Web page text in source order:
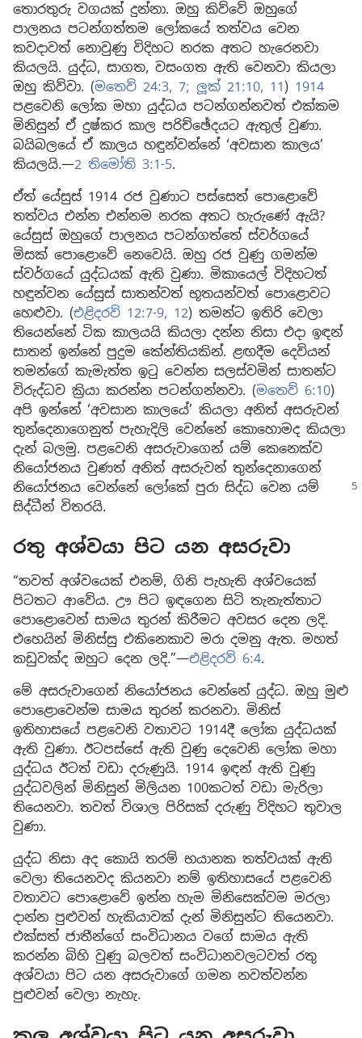
තොරතුරු වගයක් දුන්නා. ඔහු කිව්වේ ඔහුගේ
පාලනය පටන්ගත්තම ලෝකයේ තත්වය වෙන
කවදාවත් නොවුණු විදිහට නරක අතට හැරෙනවා
කියලයි. යුද්ධ, සාගත, වසංගත ඇති වෙනවා කියලා
ඔහු කිව්වා. (මතෙව් 24:3, 7; ලූක් 21:10, 11) 1914
පළවෙනි ලෝක මහා යුද්ධය පටන්ගන්නවත් එක්කම
මිනිසුන් ඒ දුෂ්කර කාල පරිච්ඡේදයට ඇතුල් වුණා.
බයිබලයේ ඒ කාලය හඳුන්වන්නේ ‘අවසාන කාලය’
කියලයි.—2 තිමෝති 3:1-5.
ඒත් යේසුස් 1914 රජ වුණාට පස්සෙත් පොළොවේ
තත්වය එන්න එන්නම නරක අතට හැරුණේ ඇයි?
යේසුස් ඔහුගේ පාලනය පටන්ගත්තේ ස්වර්ගයේ
මිසක් පොළොවේ නෙවෙයි. ඔහු රජ වුණු ගමන්ම
ස්වර්ගයේ යුද්ධයක් ඇති වුණා. මිකායෙල් විදිහටත්
හඳුන්වන යේසුස් සාතන්වත් භූතයන්වත් පොළොවට
හෙළුවා. (එළිදරව් 12:7-9, 12) තමන්ට ඉතිරි වෙලා
තියෙන්නේ ටික කාලයයි කියලා දන්න නිසා එදා ඉඳන්
සාතන් ඉන්නේ පුදුම කේන්තියකින්. ළඟදීම දෙවියන්
තමන්ගේ කැමැත්ත ඉටු වෙන්න සලස්වමින් සාතන්ට
විරුද්ධව ක්‍රියා කරන්න පටන්ගන්නවා. (මතෙව් 6:10)
අපි ඉන්නේ ‘අවසාන කාලයේ’ කියලා අනිත් අසරුවන්
තුන්දෙනාගෙනුත් පැහැදිලි වෙන්නේ කොහොමද කියලා
දැන් බලමු. පළවෙනි අසරුවාගෙන් යම් කෙනෙක්ව
නියෝජනය වුණත් අනිත් අසරුවන් තුන්දෙනාගෙන්
නියෝජනය වෙන්නේ ලෝකේ පුරා සිද්ධ වෙන යම්
සිද්ධීන් විතරයි.
රතු අශ්වයා පිට යන අසරුවා
“තවත් අශ්වයෙක් එනම්, ගිනි පැහැති අශ්වයෙක්
පිටතට ආවේය. ඌ පිට ඉඳගෙන සිටි තැනැත්තාට
පොළොවෙන් සාමය තුරන් කිරීමට අවසර දෙන ලදි.
එහෙයින් මිනිස්සු එකිනෙකාව මරා දමනු ඇත. මහත්
කඩුවක්ද ඔහුට දෙන ලදි.”—එළිදරව් 6:4.
මේ අසරුවාගෙන් නියෝජනය වෙන්නේ යුද්ධ. ඔහු මුළු
පොළොවෙන්ම සාමය තුරන් කරනවා. මිනිස්
ඉතිහාසයේ පළවෙනි වතාවට 1914දී ලෝක යුද්ධයක්
ඇති වුණා. ඊටපස්සේ ඇති වුණු දෙවෙනි ලෝක මහා
යුද්ධය ඊටත් වඩා දරුණුයි. 1914 ඉඳන් ඇති වුණු
යුද්ධවලින් මිනිසුන් මිලියන 100කටත් වඩා මැරිලා
තියෙනවා. තවත් විශාල පිරිසක් දරුණු විදිහට තුවාල
වුණා.
යුද්ධ නිසා අද කොයි තරම් භයානක තත්වයක් ඇති
වෙලා තියෙනවද කියනවා නම් ඉතිහාසයේ පළවෙනි
වතාවට පොළොවේ ඉන්න හැම මිනිසෙක්වම මරලා
දාන්න පුළුවන් හැකියාවක් දැන් මිනිසුන්ට තියෙනවා.
එක්සත් ජාතීන්ගේ සංවිධානය වගේ සාමය ඇති
කරන්න බිහි වුණු බලවත් සංවිධානවලටවත් රතු
අශ්වයා පිට යන අසරුවාගේ ගමන නවත්වන්න
පුළුවන් වෙලා නැහැ.